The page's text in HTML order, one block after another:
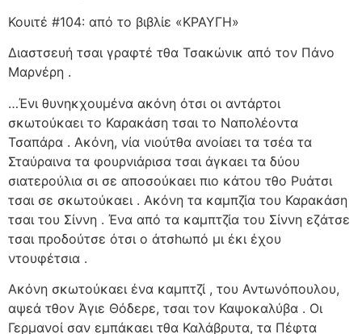
Κουιτέ #104: από το βιβλίε «ΚΡΑΥΓΗ»
Διαστσευή τσαι γραφτέ τθα Τσακώνικ από τον Πάνο
Μαρνέρη .
…Ένι θυνηκχουμένα ακόνη ότσι οι αντάρτοι
σκωτούκαει το Καρακάση τσαι το Ναπολέοντα
Τσαπάρα . Ακόνη, νία νιούτθα ανοίαει τα τσέα τα
Σταύραινα τα φουρνιάρισα τσαι άγκαει τα δύου
σιατερούλια σι σε αποσούκαει πιο κάτου τθο Ρυάτσι
τσαι σε σκωτούκαει . Ακόνη τα καμπζία του Καρακάση
τσαι του Σίννη . Ένα από τα καμπτζία του Σίννη εζάτσε
τσαι προδούτσε ότσι ο άτσhωπό μι έκι έχου
ντουφέτσια .
Ακόνη σκωτούκαει ένα καμπτζί , του Αντωνόπουλου,
αψεά τθον Άγιε Θόδερε, τσαι τον Καψοκαλύβα . Οι
Γερμανοί σαν εμπάκαει τθα Καλάβρυτα, τα Πέφτα